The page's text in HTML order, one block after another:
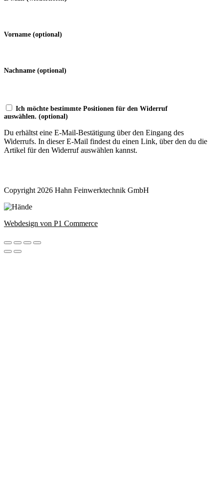
Vorname (optional)
Nachname (optional)
Ich möchte bestimmte Positionen für den Widerruf
auswählen. (optional)
Du erhältst eine E-Mail-Bestätigung über den Eingang des
Widerrufs. In dieser E-Mail findest du einen Link, über den du die
Artikel für den Widerruf auswählen kannst.
Copyright 2026 Hahn Feinwerktechnik GmbH
Webdesign von P1 Commerce